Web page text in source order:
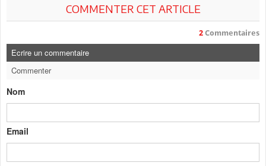
COMMENTER CET ARTICLE
2 Commentaires
Ecrire un commentaire
Commenter
Nom
Email